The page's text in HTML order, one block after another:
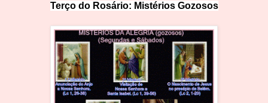
Terço do Rosário: Mistérios Gozosos